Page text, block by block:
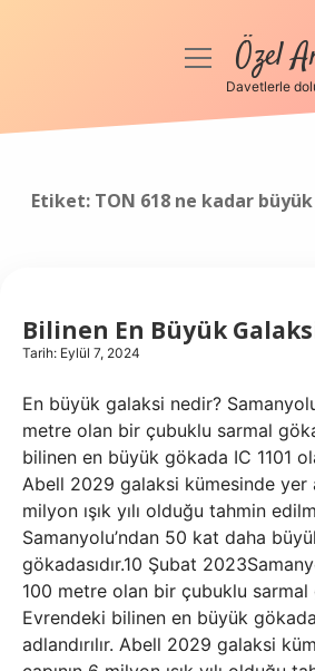
Anasayfa
menüyüÖzel
Davetlerle
Etiket: TON 618 ne kadar büyük
Bilinen En Büyük
Tarih: Eylül 7, 2024
En büyük galaksi nedir?
metre olan bir çubuklu sarmal
bilinen en büyük gökada IC 1101
Abell 2029 galaksi kümesinde yer
milyon ışık yılı olduğu tahmin
Samanyolu’ndan 50 kat daha
gökadasıdır.10 Şubat
100 metre olan bir çubuklu sarmal
Evrendeki bilinen en büyük
adlandırılır. Abell 2029 galaksi